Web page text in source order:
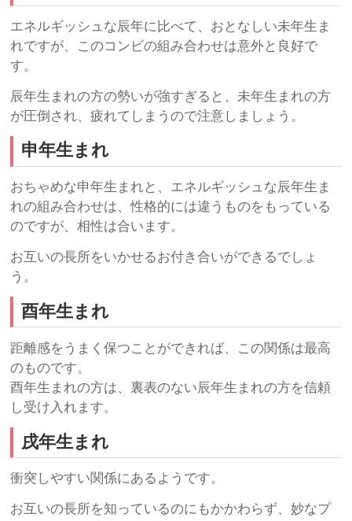
エネルギッシュな辰年に比べて、おとなしい未年生ま
れですが、このコンビの組み合わせは意外と良好で
す。
辰年生まれの方の勢いが強すぎると、未年生まれの方
が圧倒され、疲れてしまうので注意しましょう。
申年生まれ
おちゃめな申年生まれと、エネルギッシュな辰年生ま
れの組み合わせは、性格的には違うものをもっている
のですが、相性は合います。
お互いの長所をいかせるお付き合いができるでしょ
う。
酉年生まれ
距離感をうまく保つことができれば、この関係は最高
のものです。
酉年生まれの方は、裏表のない辰年生まれの方を信頼
し受け入れます。
戌年生まれ
衝突しやすい関係にあるようです。
お互いの長所を知っているのにもかかわらず、妙なプ